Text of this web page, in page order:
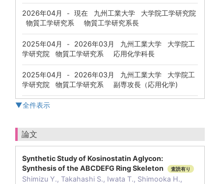
2026年04月 - 現在 九州工業大学 大学院工学研究院
物質工学研究系 物質工学研究系長
2025年04月 - 2026年03月
九州工業大学 大学院工
学研究院 物質工学研究系 応用化学科長
2025年04月 - 2026年03月
九州工業大学 大学院工
学研究院 物質工学研究系 副専攻長（応用化学)
▼全件表示
論文
Synthetic Study of Kosinostatin Aglycon:
Synthesis of the ABCDEFG Ring Skeleton
査読有り
Shimizu Y., Takahashi S., Iwata T., Shimooka H.,